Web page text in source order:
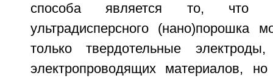
способа является то, что
ультрадисперсного (нано)порошка
только твердотельные
электропроводящих материалов,